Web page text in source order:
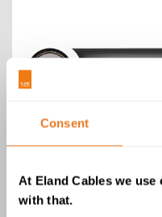
Consent
At Eland Cables we
with that.
Cable con conductor